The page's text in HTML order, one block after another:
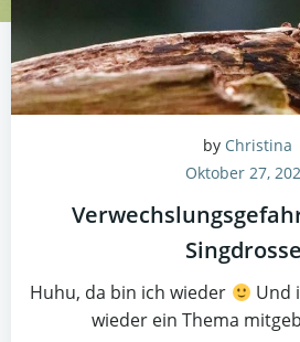
by Christina
Oktober 27,
Huhu, da bin ich wieder
Und
wieder ein Thema